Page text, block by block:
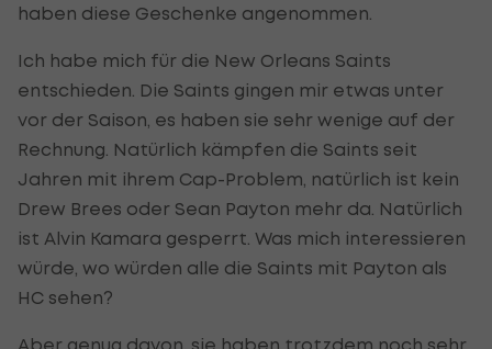
haben diese Geschenke angenommen.
Ich habe mich für die New Orleans Saints
entschieden. Die Saints gingen mir etwas unter
vor der Saison, es haben sie sehr wenige auf der
Rechnung. Natürlich kämpfen die Saints seit
Jahren mit ihrem Cap-Problem, natürlich ist kein
Drew Brees oder Sean Payton mehr da. Natürlich
ist Alvin Kamara gesperrt. Was mich interessieren
würde, wo würden alle die Saints mit Payton als
HC sehen?
Aber genug davon, sie haben trotzdem noch sehr